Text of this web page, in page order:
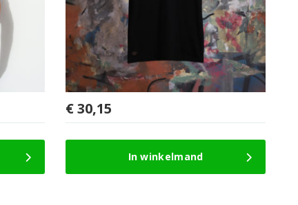
€30,15
In winkelmand